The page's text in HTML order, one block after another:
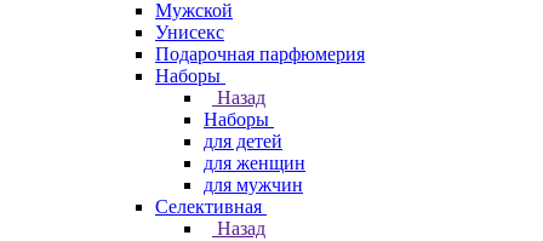
Мужской
Унисекс
Подарочная парфюмерия
Наборы
Назад
Наборы
для детей
для женщин
для мужчин
Селективная
Назад